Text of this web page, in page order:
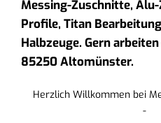
Messing-Zuschnitte,
Profile, Titan
Halbzeuge. Gern
85250 Altomünster.
Herzlich Willkommen bei
-